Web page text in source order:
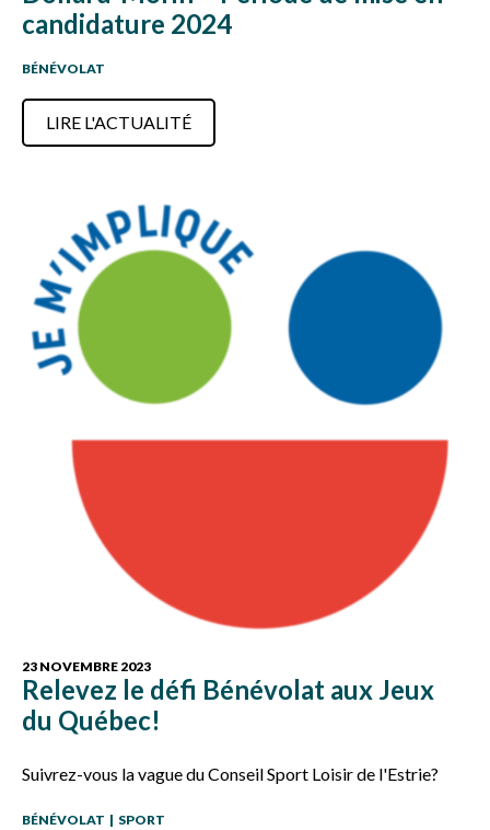
candidature 2024
BÉNÉVOLAT
LIRE L'ACTUALITÉ
23 NOVEMBRE 2023
Relevez le défi Bénévolat aux Jeux
du Québec!
Suivrez-vous la vague du Conseil Sport Loisir de l'Estrie?
BÉNÉVOLAT | SPORT